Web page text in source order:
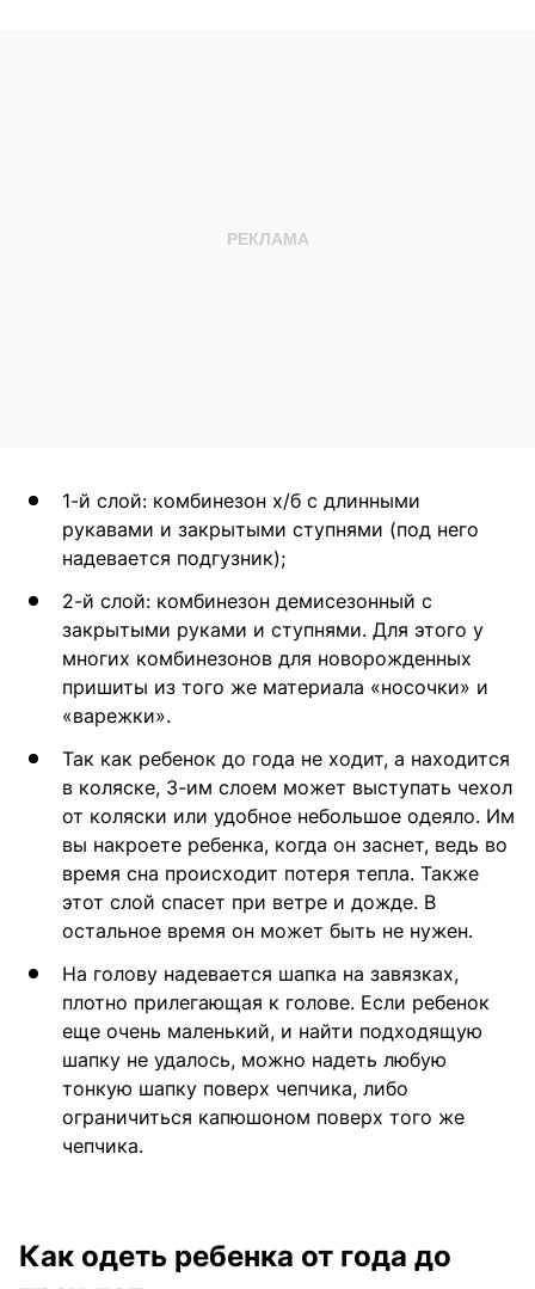
1-й слой: комбинезон х/б с длинными
рукавами и закрытыми ступнями (под него
надевается подгузник);
2-й слой: комбинезон демисезонный с
закрытыми руками и ступнями. Для этого у
многих комбинезонов для новорожденных
пришиты из того же материала «носочки» и
«варежки».
Так как ребенок до года не ходит, а находится
в коляске, 3-им слоем может выступать чехол
от коляски или удобное небольшое одеяло. Им
вы накроете ребенка, когда он заснет, ведь во
время сна происходит потеря тепла. Также
этот слой спасет при ветре и дожде. В
остальное время он может быть не нужен.
На голову надевается шапка на завязках,
плотно прилегающая к голове. Если ребенок
еще очень маленький, и найти подходящую
шапку не удалось, можно надеть любую
тонкую шапку поверх чепчика, либо
ограничиться капюшоном поверх того же
чепчика.
Как одеть ребенка от года до